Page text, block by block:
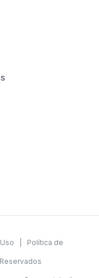
Política de